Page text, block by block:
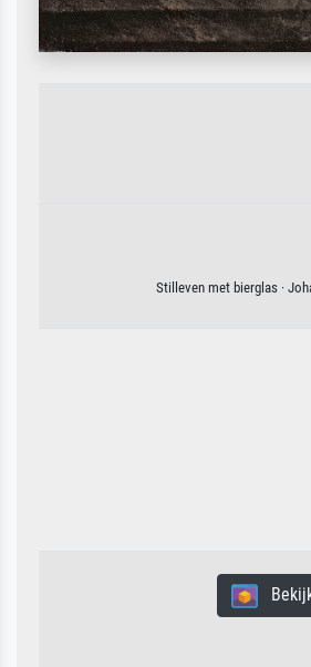
Stilleven met bierglas ·